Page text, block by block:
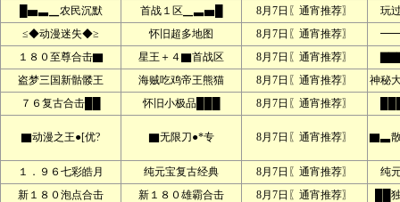
█▅▃▁农民沉默
首战１区▁▃▅█ 8月7日〖通宵推荐〗
玩
≤◆动漫迷失◆≥
怀旧超多地图 8月7日〖通宵推荐〗
━━
１８０至尊合击▇
星王＋４▇首战区 8月7日〖通宵推荐〗
盗梦三国新骷髅王
海贼吃鸡帝王熊猫 8月7日〖通宵推荐〗
神秘
７６复古合击██
怀旧小极品███ 8月7日〖通宵推荐〗
▇动漫之王●[优? ▇无限刀●*专 8月7日〖通宵推荐〗 ▇▃
１．９６七彩皓月 纯元宝复古经典 8月7日〖通宵推荐〗
纯
新１８０泡点合击
新１８０雄霸合击 8月7日〖通宵推荐〗
██